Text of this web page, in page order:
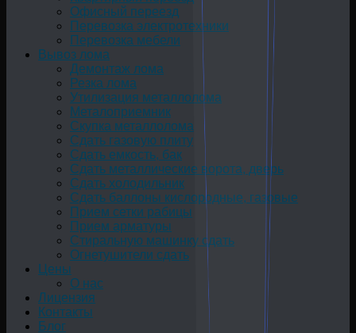
Офисный переезд
Перевозка электротехники
Перевозка мебели
Вывоз лома
Демонтаж лома
Резка лома
Утилизация металлолома
Металоприемник
Скупка металлолома
Сдать газовую плиту
Сдать емкость, бак
Cдать металлические ворота, дверь
Сдать холодильник
Сдать баллоны кислородные, газовые
Прием сетки рабицы
Прием арматуры
Стиральную машинку сдать
Огнетушители сдать
Цены
О нас
Лицензия
Контакты
Блог